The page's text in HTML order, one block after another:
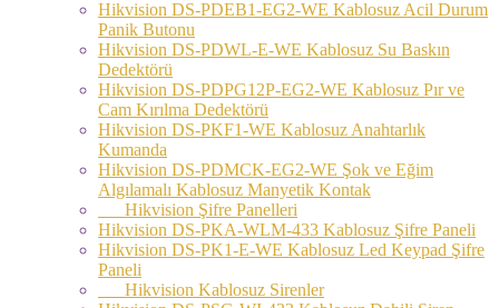
Hikvision DS-PDEB1-EG2-WE Kablosuz Acil Durum
Panik Butonu
Hikvision DS-PDWL-E-WE Kablosuz Su Baskın
Dedektörü
Hikvision DS-PDPG12P-EG2-WE Kablosuz Pır ve
Cam Kırılma Dedektörü
Hikvision DS-PKF1-WE Kablosuz Anahtarlık
Kumanda
Hikvision DS-PDMCK-EG2-WE Şok ve Eğim
Algılamalı Kablosuz Manyetik Kontak
Hikvision Şifre Panelleri
Hikvision DS-PKA-WLM-433 Kablosuz Şifre Paneli
Hikvision DS-PK1-E-WE Kablosuz Led Keypad Şifre
Paneli
Hikvision Kablosuz Sirenler